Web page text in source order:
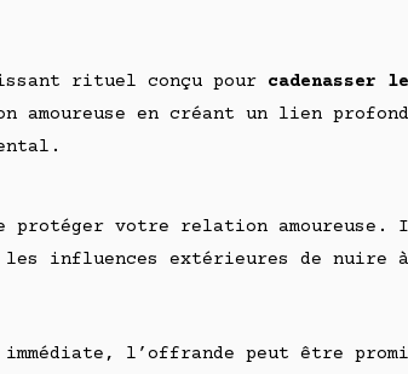
rituel conçu pour cadenasser
en créant un lien
votre relation amoureuse.
influences extérieures de nuire
l’offrande peut être